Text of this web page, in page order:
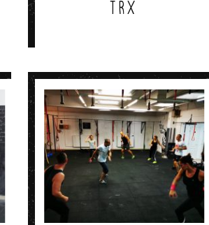
TRX